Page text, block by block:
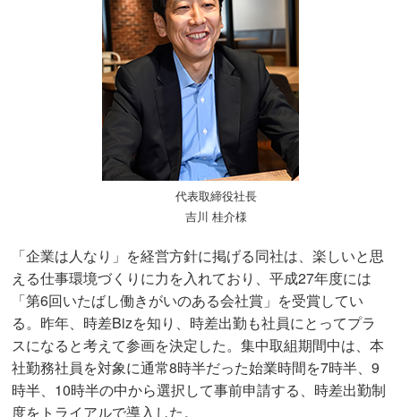
代表取締役社長
吉川 桂介様
「企業は人なり」を経営方針に掲げる同社は、楽しいと思
える仕事環境づくりに力を入れており、平成27年度には
「第6回いたばし働きがいのある会社賞」を受賞してい
る。昨年、時差Bizを知り、時差出勤も社員にとってプラ
スになると考えて参画を決定した。集中取組期間中は、本
社勤務社員を対象に通常8時半だった始業時間を7時半、9
時半、10時半の中から選択して事前申請する、時差出勤制
度をトライアルで導入した。